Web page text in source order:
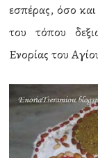
εσπέρας, όσο
του τόπου
Ενορίας του